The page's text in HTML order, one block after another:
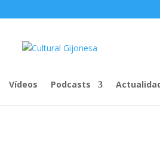
Vídeos Podcasts